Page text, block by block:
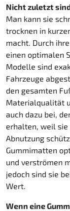
Nicht zuletzt
Man kann sie
trocknen in
macht. Durch
einen optimalen
Modelle sind
Fahrzeuge
den gesamten
Materialqualität
auch dazu bei,
erhalten, weil sie
Abnutzung
Gummimatten
und verströmen
jedoch sind sie
Wert.
Wenn eine